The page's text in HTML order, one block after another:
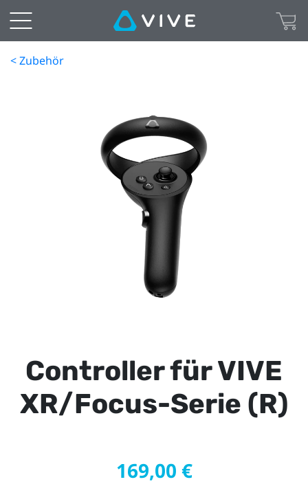
< Zubehör
Controller für VIVE
XR/Focus-Serie (R)
169,00 €